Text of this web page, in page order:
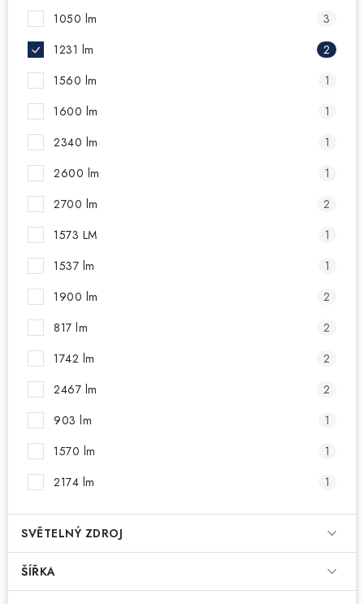
1050 lm
3
1231 lm
2
1560 lm
1
1600 lm
1
2340 lm
1
2600 lm
1
2700 lm
2
1573 LM
1
1537 lm
1
1900 lm
2
817 lm
2
1742 lm
2
2467 lm
2
903 lm
1
1570 lm
1
2174 lm
1
SVĚTELNÝ ZDROJ
ŠÍŘKA